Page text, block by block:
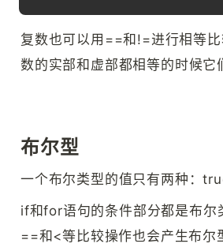
复数也可以用==和!=进行相等
数的实部和虚部都相等的时候它
布尔型
一个布尔类型的值只有两种：
if和for语句的条件部分都是布尔
==和<等比较操作也会产生布尔